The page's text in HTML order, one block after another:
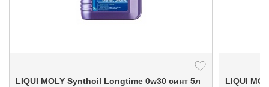
LIQUI MOLY Synthoil Longtime 0w30 синт 5л
LIQUI